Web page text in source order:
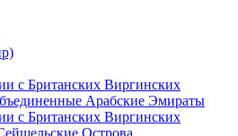
с Британских Виргинских
Арабские Эмираты
с Британских Виргинских
Острова